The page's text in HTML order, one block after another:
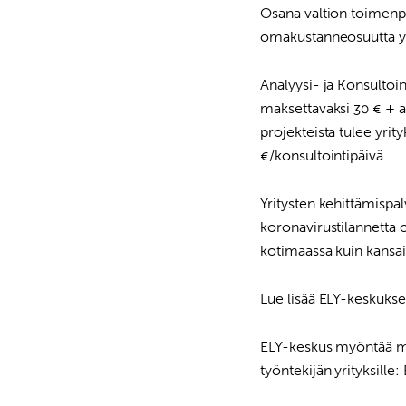
Osana valtion
omakustanneosuutta
Analyysi- ja
maksettavaksi 30 € +
projekteista tulee
€/konsultointipäivä.
Yritysten
koronavirustilannetta
kotimaassa kuin
Lue lisää ELY-
ELY-keskus myöntää
työntekijän yrityksille: